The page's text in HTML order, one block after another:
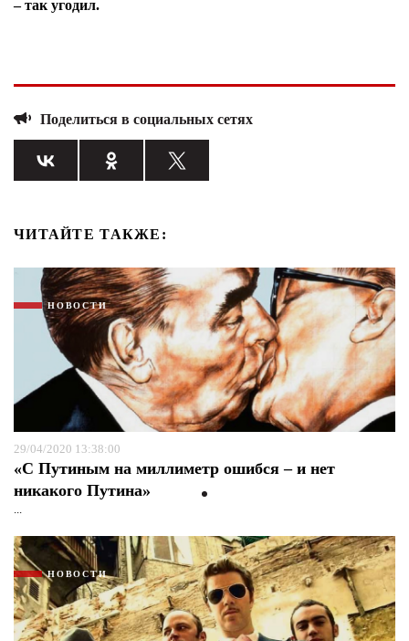
– так угодил.
Поделиться в социальных сетях
ЧИТАЙТЕ ТАКЖЕ:
НОВОСТИ
29/04/2020 13:38:00
«С Путиным на миллиметр ошибся – и нет
никакого Путина»
...
НОВОСТИ